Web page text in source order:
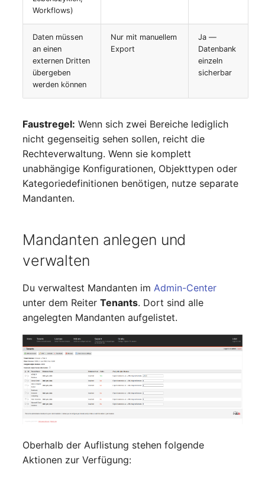
Listener
Lizenzschlüssel
Logbuch
Login
Logische Geräte (Client)
Logische Geräte (LDEV
Modell
Monitor
Netz
Netzbereiche
Netzwerk
Service
Speichersystem
Stacking
Stadt
Steckdosenleiste
Switch
Systemdienst
Telefon
Unterbrechungsfreie
Stromversorgung
Workflows)
Daten müssen
an einen
externen Dritten
übergeben
werden können
Nur mit manuellem
Export
Ja —
Datenbank
einzeln
sicherbar
Faustregel: Wenn sich zwei Bereiche lediglich
nicht gegenseitig sehen sollen, reicht die
Rechteverwaltung. Wenn sie komplett
unabhängige Konfigurationen, Objekttypen oder
Kategoriedefinitionen benötigen, nutze separate
Mandanten.
Mandanten anlegen und
verwalten
Du verwaltest Mandanten im Admin-Center
unter dem ReiterTenants. Dort sind alle
angelegten Mandanten aufgelistet.
Oberhalb der Auflistung stehen folgende
Aktionen zur Verfügung: